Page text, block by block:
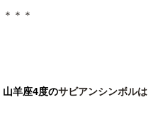
＊＊＊
山羊座4度のサビアンシンボルは